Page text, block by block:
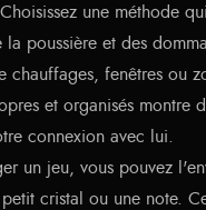
une méthode
la poussière et des
chauffages, fenêtres ou
et organisés montre
connexion avec lui.
un jeu, vous pouvez
cristal ou une note.